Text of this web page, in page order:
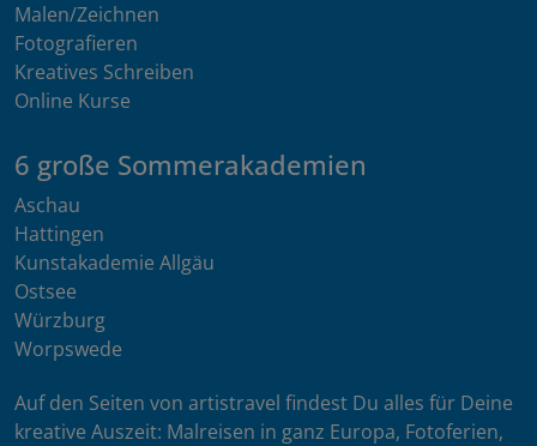
Malen/Zeichnen
Fotografieren
Kreatives Schreiben
Online Kurse
6 große Sommerakademien
Aschau
Hattingen
Kunstakademie Allgäu
Ostsee
Würzburg
Worpswede
Auf den Seiten von artistravel findest Du alles für Deine
kreative Auszeit: Malreisen in ganz Europa, Fotoferien,